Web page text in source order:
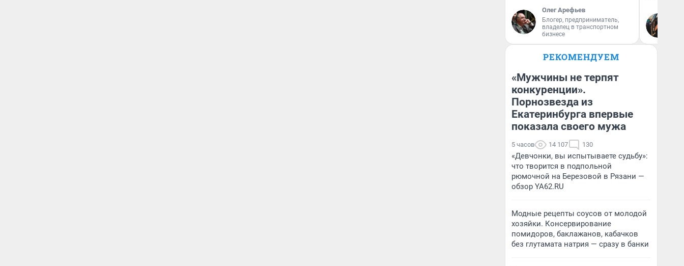
Олег Арефьев
Блогер, предприниматель,
владелец в транспортном
бизнесе
РЕКОМЕНДУЕМ
«Мужчины не терпят
конкуренции».
Порнозвезда из
Екатеринбурга впервые
показала своего мужа
5 часов 14 107 130
«Девчонки, вы испытываете судьбу»:
что творится в подпольной
рюмочной на Березовой в Рязани —
обзор YA62.RU
Модные рецепты соусов от молодой
хозяйки. Консервирование
помидоров, баклажанов, кабачков
без глутамата натрия — сразу в банки